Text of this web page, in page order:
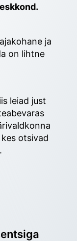
ja
on lihtne
leiad just
otsivad